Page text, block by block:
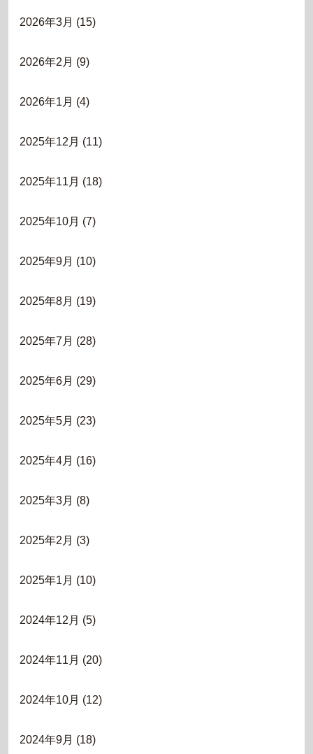
2026年3月 (15)
2026年2月 (9)
2026年1月 (4)
2025年12月 (11)
2025年11月 (18)
2025年10月 (7)
2025年9月 (10)
2025年8月 (19)
2025年7月 (28)
2025年6月 (29)
2025年5月 (23)
2025年4月 (16)
2025年3月 (8)
2025年2月 (3)
2025年1月 (10)
2024年12月 (5)
2024年11月 (20)
2024年10月 (12)
2024年9月 (18)